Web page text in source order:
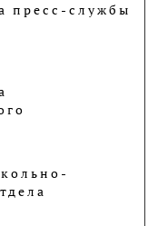
пресс-службы